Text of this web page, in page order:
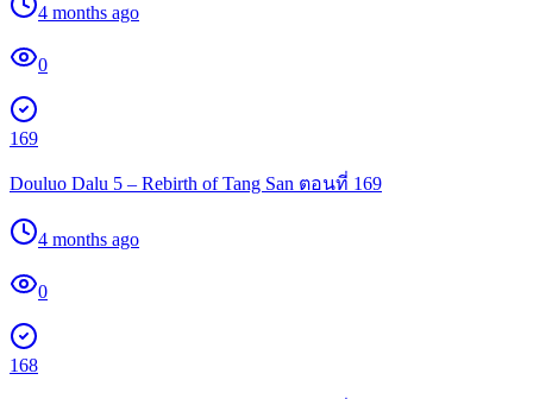
4 months ago
0
169
Douluo Dalu 5 – Rebirth of Tang San ตอนที่ 169
4 months ago
0
168